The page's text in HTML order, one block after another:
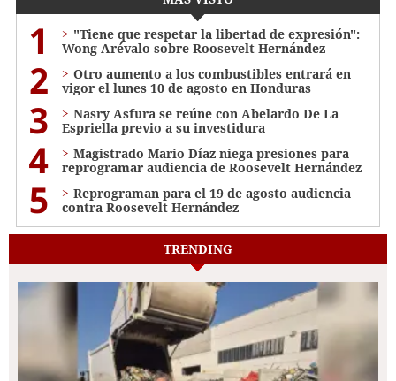
1
"Tiene que respetar la libertad de expresión":
Wong Arévalo sobre Roosevelt Hernández
2
Otro aumento a los combustibles entrará en
vigor el lunes 10 de agosto en Honduras
3
Nasry Asfura se reúne con Abelardo De La
Espriella previo a su investidura
4
Magistrado Mario Díaz niega presiones para
reprogramar audiencia de Roosevelt Hernández
5
Reprograman para el 19 de agosto audiencia
contra Roosevelt Hernández
TRENDING